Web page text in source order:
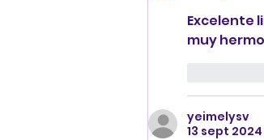
Excelente
muy
yeimelysv
13 sept 2024